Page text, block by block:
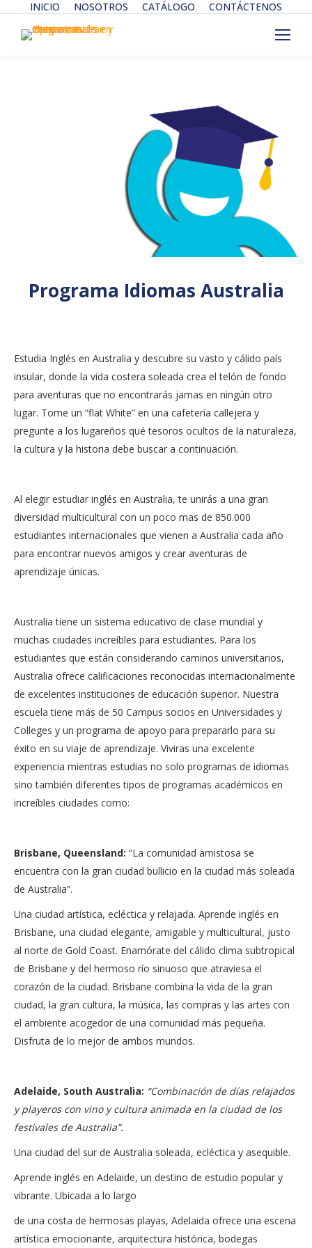
INICIO NOSOTROS CATÁLOGO CONTÁCTENOS
Programa Idiomas Australia
Estudia Inglés en Australia y descubre su vasto y cálido país
insular, donde la vida costera soleada crea el telón de fondo
para aventuras que no encontrarás jamas en ningún otro
lugar. Tome un “flat White” en una cafetería callejera y
pregunte a los lugareños qué tesoros ocultos de la naturaleza,
la cultura y la historia debe buscar a continuación.
Al elegir estudiar inglés en Australia, te unirás a una gran
diversidad multicultural con un poco mas de 850.000
estudiantes internacionales que vienen a Australia cada año
para encontrar nuevos amigos y crear aventuras de
aprendizaje únicas.
Australia tiene un sistema educativo de clase mundial y
muchas ciudades increíbles para estudiantes. Para los
estudiantes que están considerando caminos universitarios,
Australia ofrece calificaciones reconocidas internacionalmente
de excelentes instituciones de educación superior. Nuestra
escuela tiene más de 50 Campus socios en Universidades y
Colleges y un programa de apoyo para prepararlo para su
éxito en su viaje de aprendizaje. Viviras una excelente
experiencia mientras estudias no solo programas de idiomas
sino también diferentes tipos de programas académicos en
increíbles ciudades como:
Brisbane, Queensland: “La comunidad amistosa se
encuentra con la gran ciudad bullicio en la ciudad más soleada
de Australia”.
Una ciudad artística, ecléctica y relajada. Aprende inglés en
Brisbane, una ciudad elegante, amigable y multicultural, justo
al norte de Gold Coast. Enamórate del cálido clima subtropical
de Brisbane y del hermoso río sinuoso que atraviesa el
corazón de la ciudad. Brisbane combina la vida de la gran
ciudad, la gran cultura, la música, las compras y las artes con
el ambiente acogedor de una comunidad más pequeña.
Disfruta de lo mejor de ambos mundos.
Adelaide, South Australia: “Combinación de días relajados
y playeros con vino y cultura animada en la ciudad de los
festivales de Australia”.
Una ciudad del sur de Australia soleada, ecléctica y asequible.
Aprende inglés en Adelaide, un destino de estudio popular y
vibrante. Ubicada a lo largo
de una costa de hermosas playas, Adelaida ofrece una escena
artística emocionante, arquitectura histórica, bodegas